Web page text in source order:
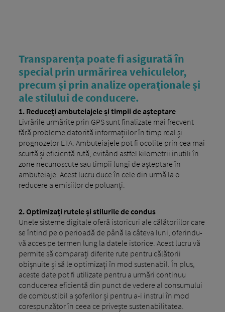
Transparența poate fi asigurată în
special prin urmărirea vehiculelor,
precum și prin analize operaționale și
ale stilului de conducere.
1. Reduceți ambuteiajele și timpii de așteptare
Livrările urmărite prin GPS sunt finalizate mai frecvent
fără probleme datorită informațiilor în timp real și
prognozelor ETA. Ambuteiajele pot fi ocolite prin cea mai
scurtă și eficientă rută, evitând astfel kilometrii inutili în
zone necunoscute sau timpii lungi de așteptare în
ambuteiaje. Acest lucru duce în cele din urmă la o
reducere a emisiilor de poluanți.
2. Optimizați rutele și stilurile de condus
Unele sisteme digitale oferă istoricuri ale călătoriilor care
se întind pe o perioadă de până la câteva luni, oferindu-
vă acces pe termen lung la datele istorice. Acest lucru vă
permite să comparați diferite rute pentru călătorii
obișnuite și să le optimizați în mod sustenabil. În plus,
aceste date pot fi utilizate pentru a urmări continuu
conducerea eficientă din punct de vedere al consumului
de combustibil a șoferilor și pentru a-i instrui în mod
corespunzător în ceea ce privește sustenabilitatea.